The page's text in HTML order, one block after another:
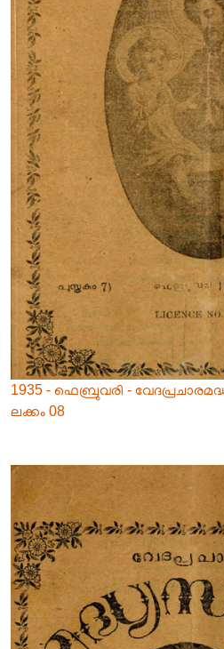
1935 - ഫെബ്രുവരി -
ലക്കം 08